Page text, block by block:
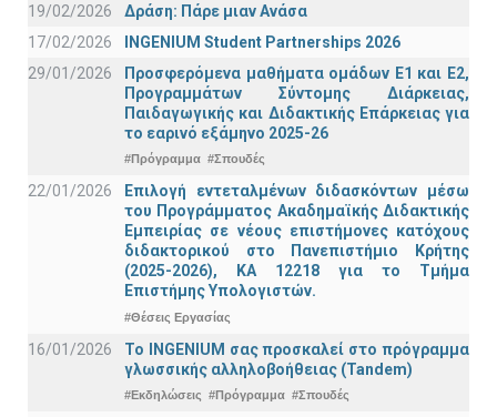
19/02/2026
Δράση: Πάρε μιαν Ανάσα
17/02/2026
INGENIUM Student Partnerships 2026
29/01/2026
Προσφερόμενα μαθήματα ομάδων Ε1 και Ε2,
Προγραμμάτων Σύντομης Διάρκειας,
Παιδαγωγικής και Διδακτικής Επάρκειας για
το εαρινό εξάμηνο 2025-26
#Πρόγραμμα #Σπουδές
22/01/2026
Επιλογή εντεταλμένων διδασκόντων μέσω
του Προγράμματος Ακαδημαϊκής Διδακτικής
Εμπειρίας σε νέους επιστήμονες κατόχους
διδακτορικού στο Πανεπιστήμιο Κρήτης
(2025-2026), ΚΑ 12218 για το Τμήμα
Επιστήμης Υπολογιστών.
#Θέσεις Εργασίας
16/01/2026
Το INGENIUM σας προσκαλεί στο πρόγραμμα
γλωσσικής αλληλοβοήθειας (Tandem)
#Εκδηλώσεις #Πρόγραμμα #Σπουδές